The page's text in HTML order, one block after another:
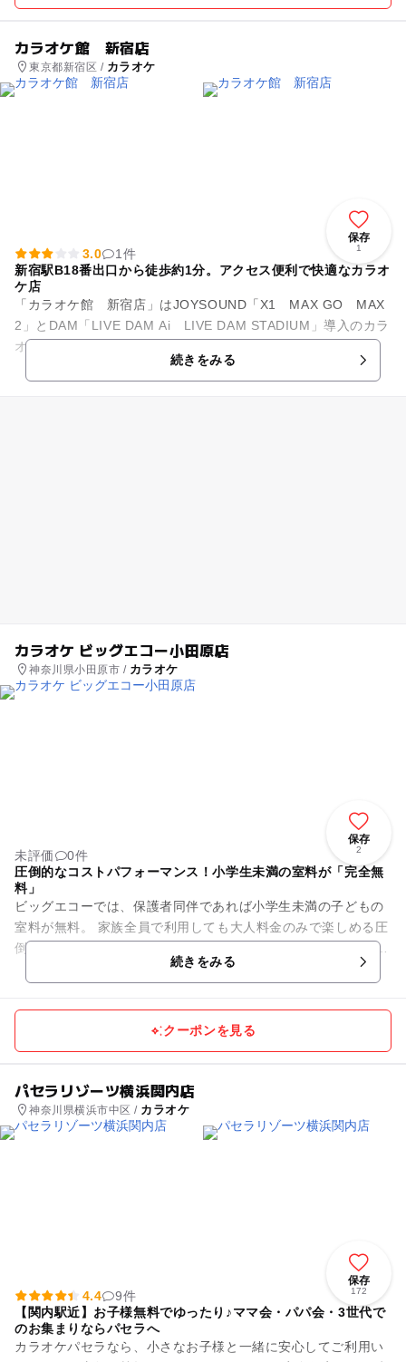
カラオケ館 新宿店
東京都新宿区 / カラオケ
保存
1
3.0
1件
新宿駅B18番出口から徒歩約1分。アクセス便利で快適なカラオ
ケ店
「カラオケ館 新宿店」はJOYSOUND「X1 MAX GO MAX
2」とDAM「LIVE DAM Ai LIVE DAM STADIUM」導入のカラ
オケ店です。お部屋はプロ歌手気分で歌え「ガイ...
続きをみる
カラオケ ビッグエコー小田原店
神奈川県小田原市 / カラオケ
保存
2
未評価
0件
圧倒的なコストパフォーマンス！小学生未満の室料が「完全無
料」
ビッグエコーでは、保護者同伴であれば小学生未満の子どもの
室料が無料。 家族全員で利用しても大人料金のみで楽しめる圧
倒的なお得感が最大の魅力です。 ※小学生の料金は店舗によっ
続きをみる
クーポンを見る
パセラリゾーツ横浜関内店
神奈川県横浜市中区 / カラオケ
保存
172
4.4
9件
【関内駅近】お子様無料でゆったり♪ママ会・パパ会・3世代で
のお集まりならパセラへ
カラオケパセラなら、小さなお子様と一緒に安心してご利用い